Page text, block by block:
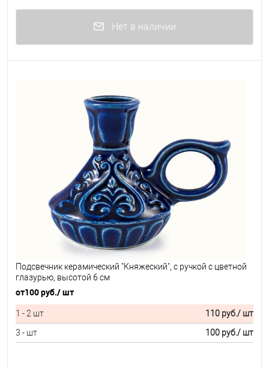
Нет в наличии
Подсвечник керамический "Княжеский", с ручкой с цветной
глазурью, высотой 6 см
от100 руб./ шт
1 - 2 шт 110 руб./ шт
3 - шт
100 руб./ шт